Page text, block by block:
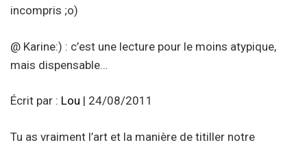
incompris ;o)
@ Karine:) : c’est une lecture pour le moins atypique,
mais dispensable…
Écrit par : Lou | 24/08/2011
Tu as vraiment l’art et la manière de titiller notre